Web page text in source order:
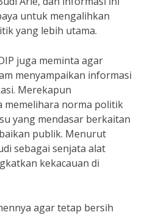
untuk mengalihkan
yang lebih utama.
juga meminta agar
menyampaikan informasi
Merekapun
memelihara norma politik
yang mendasar berkaitan
publik. Menurut
sebagai senjata alat
kekacauan di
agar tetap bersih